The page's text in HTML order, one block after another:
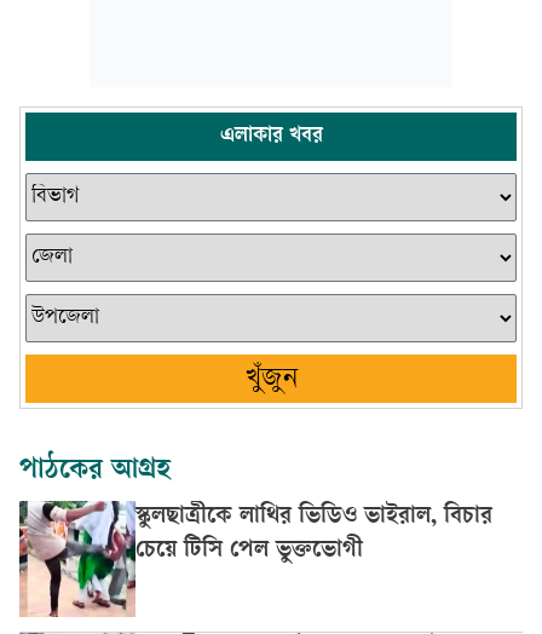
এলাকার খবর
খুঁজুন
পাঠকের আগ্রহ
স্কুলছাত্রীকে লাথির ভিডিও ভাইরাল, বিচার
চেয়ে টিসি পেল ভুক্তভোগী